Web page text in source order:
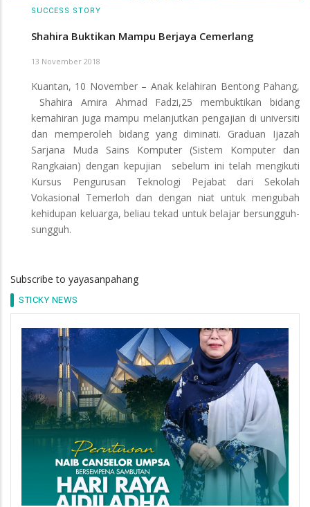
SUCCESS STORY
Shahira Buktikan Mampu Berjaya Cemerlang
13 November 2018
Kuantan, 10 November – Anak kelahiran Bentong Pahang,
Shahira Amira Ahmad Fadzi,25 membuktikan bidang
kemahiran juga mampu melanjutkan pengajian di universiti
dan memperoleh bidang yang diminati. Graduan Ijazah
Sarjana Muda Sains Komputer (Sistem Komputer dan
Rangkaian) dengan kepujian sebelum ini telah mengikuti
Kursus Pengurusan Teknologi Pejabat dari Sekolah
Vokasional Temerloh dan dengan niat untuk mengubah
kehidupan keluarga, beliau tekad untuk belajar bersungguh-
sungguh.
Subscribe to yayasanpahang
STICKY NEWS